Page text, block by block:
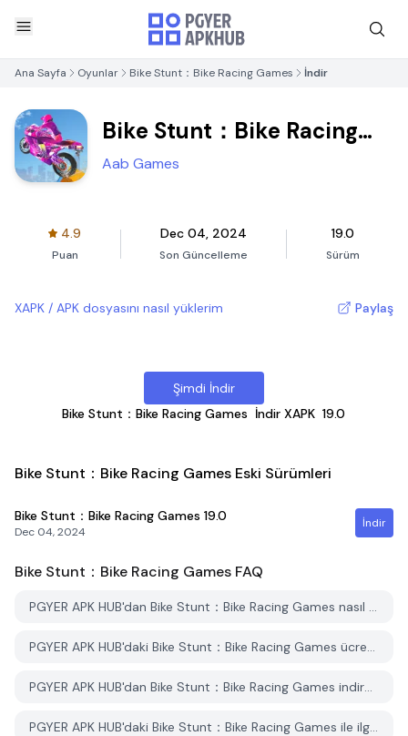
Ana Sayfa Oyunlar Bike Stunt：Bike Racing Games İndir
Bike Stunt：Bike Racing
Games
Aab Games
4.9
Puan
Dec 04, 2024
Son Güncelleme
19.0
Sürüm
XAPK / APK dosyasını nasıl yüklerim Paylaş
Şimdi İndir
Bike Stunt：Bike Racing Games İndir XAPK 19.0
Bike Stunt：Bike Racing Games Eski Sürümleri
Bike Stunt：Bike Racing Games 19.0
Dec 04, 2024
İndir
Bike Stunt：Bike Racing Games FAQ
PGYER APK HUB'dan Bike Stunt：Bike Racing Games nasıl indirilir?
PGYER APK HUB'daki Bike Stunt：Bike Racing Games ücretsiz mi indirilebilir?
PGYER APK HUB'dan Bike Stunt：Bike Racing Games indirmek için bir hesaba ihtiyacım var mı?
PGYER APK HUB'daki Bike Stunt：Bike Racing Games ile ilgili bir sorunu nasıl bildirebilirim?